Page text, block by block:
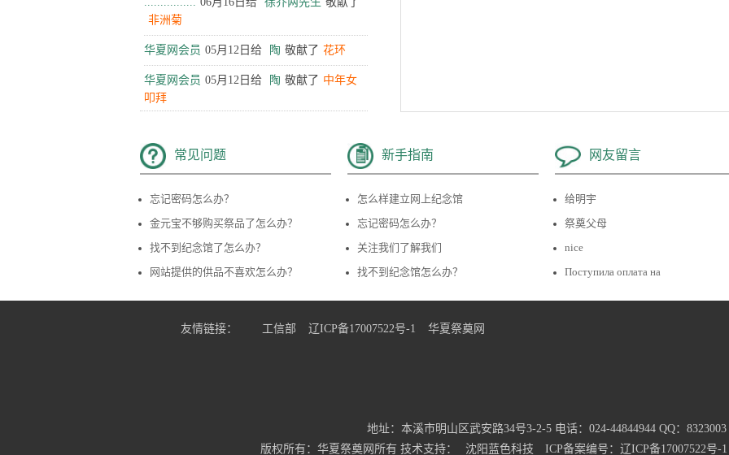
非洲菊
华夏网会员 05月12日给 陶 敬献了 花环
华夏网会员 05月12日给 陶 敬献了 中年女
叩拜
华夏网会员 05月12日给 陶 敬献了 中年女
................ 07月31日给
敬献了
饺子
花束
平安香
05月12日给 陶 敬献了 花环
常见问题
忘记密码怎么办？
金元宝不够购买祭品了怎么办？
找不到纪念馆了怎么办？
网站提供的供品不喜欢怎么办？
新手指南
怎么样建立网上纪念馆
忘记密码怎么办？
关注我们了解我们
找不到纪念馆怎么办？
网友留言
给明宇
祭奠父母
nice
Поступила оплата на
友情链接： 工信部 辽ICP备17007522号-1 华夏祭奠网
地址：本溪市明山区武安路34号3-2-5 电话：024-44844944 QQ：8323003
版权所有：华夏祭奠网所有 技术支持：
沈阳蓝色科技 ICP备案编号：辽ICP备17007522号-